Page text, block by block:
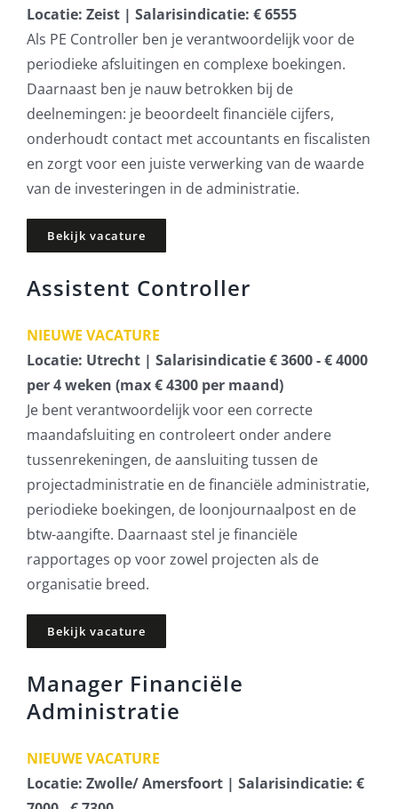
Locatie: Zeist | Salarisindicatie: € 6555
Als PE Controller ben je verantwoordelijk voor de
periodieke afsluitingen en complexe boekingen.
Daarnaast ben je nauw betrokken bij de
deelnemingen: je beoordeelt financiële cijfers,
onderhoudt contact met accountants en fiscalisten
en zorgt voor een juiste verwerking van de waarde
van de investeringen in de administratie.
Bekijk vacature
Assistent Controller
NIEUWE VACATURE
Locatie: Utrecht | Salarisindicatie € 3600 - € 4000
per 4 weken (max € 4300 per maand)
Je bent verantwoordelijk voor een correcte
maandafsluiting en controleert onder andere
tussenrekeningen, de aansluiting tussen de
projectadministratie en de financiële administratie,
periodieke boekingen, de loonjournaalpost en de
btw-aangifte. Daarnaast stel je financiële
rapportages op voor zowel projecten als de
organisatie breed.
Bekijk vacature
Manager Financiële
Administratie
NIEUWE VACATURE
Locatie: Zwolle/ Amersfoort | Salarisindicatie: €